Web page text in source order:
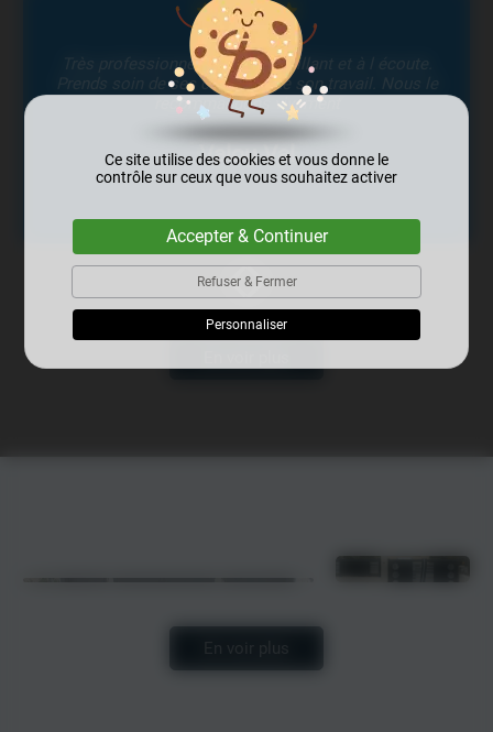
Ce site utilise des cookies et vous donne le
contrôle sur ceux que vous souhaitez activer
Accepter & Continuer
Refuser & Fermer
Personnaliser
02/04/2026
Je remercie monsieur Berel pour son intervention
mon portail et mon interphone. Il a su parfaitement
répondre à ma demande. C'est un professionnel
honnête, fiable et soigneux, que je recommande. Je
n'hésiterai pas à faire appel à lui de nouveau!